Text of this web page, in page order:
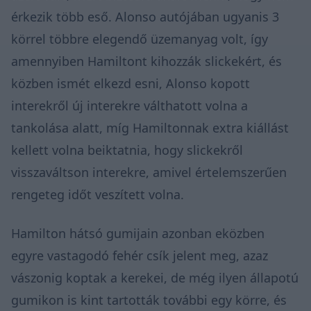
érkezik több eső. Alonso autójában ugyanis 3
körrel többre elegendő üzemanyag volt, így
amennyiben Hamiltont kihozzák slickekért, és
közben ismét elkezd esni, Alonso kopott
interekről új interekre válthatott volna a
tankolása alatt, míg Hamiltonnak extra kiállást
kellett volna beiktatnia, hogy slickekről
visszaváltson interekre, amivel értelemszerűen
rengeteg időt veszített volna.
Hamilton hátsó gumijain azonban eközben
egyre vastagodó fehér csík jelent meg, azaz
vászonig koptak a kerekei, de még ilyen állapotú
gumikon is kint tartották további egy körre, és